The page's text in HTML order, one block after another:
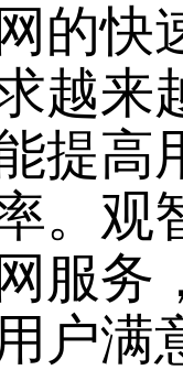
的快
越来
提高
。观
服务
户满